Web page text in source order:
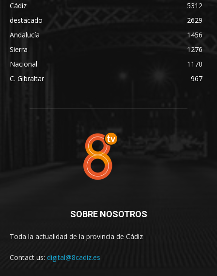
Cádiz
5312
destacado
2629
Andalucía
1456
Sierra
1276
Nacional
1170
C. Gibraltar
967
SOBRE NOSOTROS
Toda la actualidad de la provincia de Cádiz
Contact us: digital@8cadiz.es